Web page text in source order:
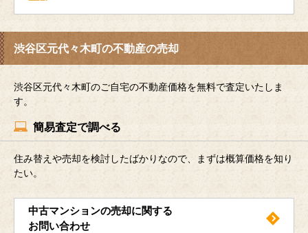
渋谷区元代々木町の不動産の売却
渋谷区元代々木町のご自宅の不動産価格を無料で査定いたしま
す。
簡易査定で調べる
住み替えや売却を検討したばかりなので、まずは概算価格を知り
たい。
中古マンションの売却に関する
お問い合わせ